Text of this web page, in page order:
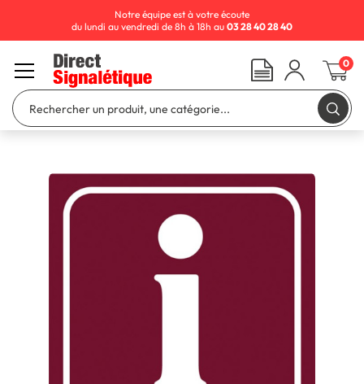
Notre équipe est à votre écoute
du lundi au vendredi de 8h à 18h au 03 28 40 28 40
0